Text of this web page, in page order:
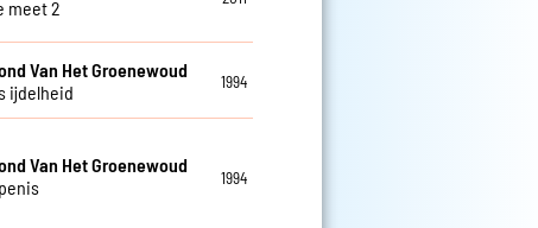
meet 2
Van Het Groenewoud
ijdelheid
1994
Van Het Groenewoud
1994